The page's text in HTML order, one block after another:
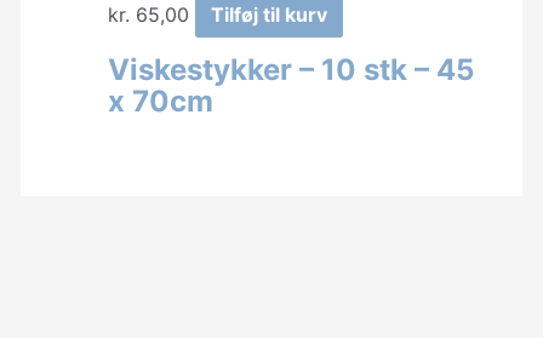
kr. 65,00 Tilføj til kurv
Viskestykker – 10 stk – 45
x 70cm